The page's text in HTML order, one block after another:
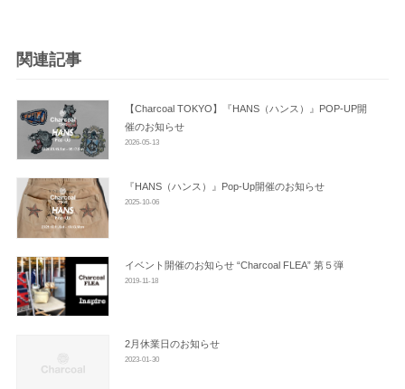
シ
ン
関連記事
【Charcoal TOKYO】『HANS（ハンス）』POP-UP開
催のお知らせ
2026-05-13
『HANS（ハンス）』Pop-Up開催のお知らせ
2025-10-06
イベント開催のお知らせ “Charcoal FLEA” 第５弾
2019-11-18
2月休業日のお知らせ
2023-01-30